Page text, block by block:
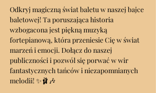
Odkryj magiczną świat baletu w naszej bajce
baletowej! Ta poruszająca historia
wzbogacona jest piękną muzyką
fortepianową, która przeniesie Cię w świat
marzeń i emocji. Dołącz do naszej
publiczności i pozwól się porwać w wir
fantastycznych tańców i niezapomnianych
melodii! ✨🩰🎶